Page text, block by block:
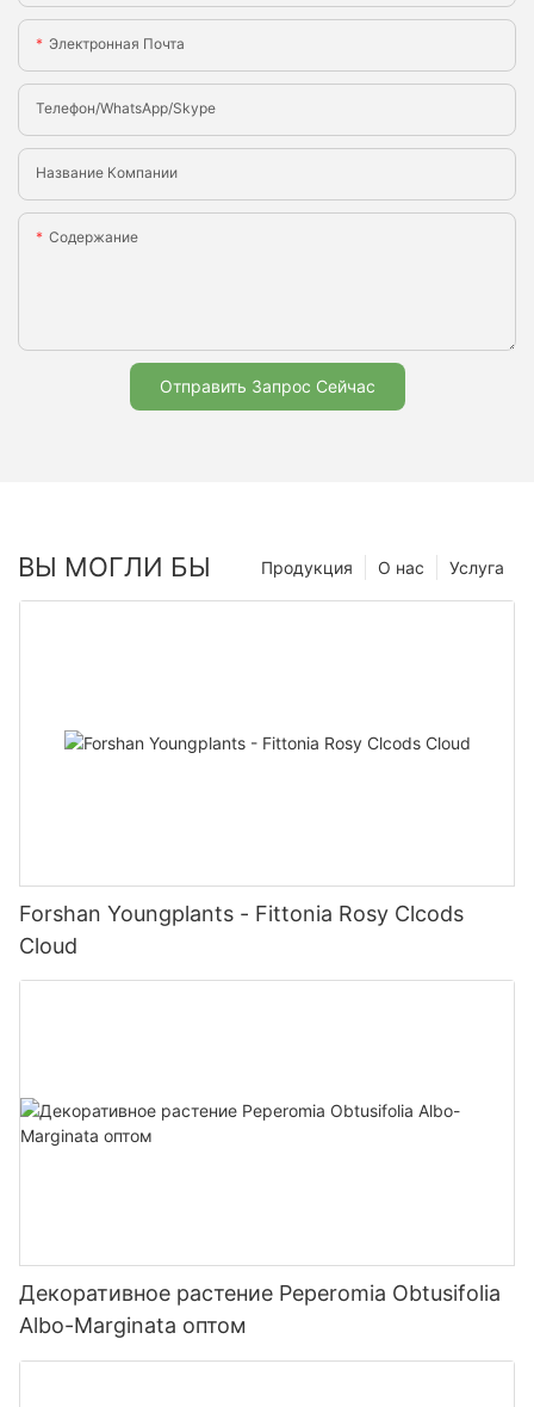
Электронная Почта
Телефон/WhatsApp/Skype
Название Компании
Содержание
Отправить Запрос Сейчас
ВЫ МОГЛИ БЫ Услуга
О нас
Продукция
Forshan Youngplants - Fittonia Rosy Clcods
Cloud
Декоративное растение Peperomia Obtusifolia
Albo-Marginata оптом